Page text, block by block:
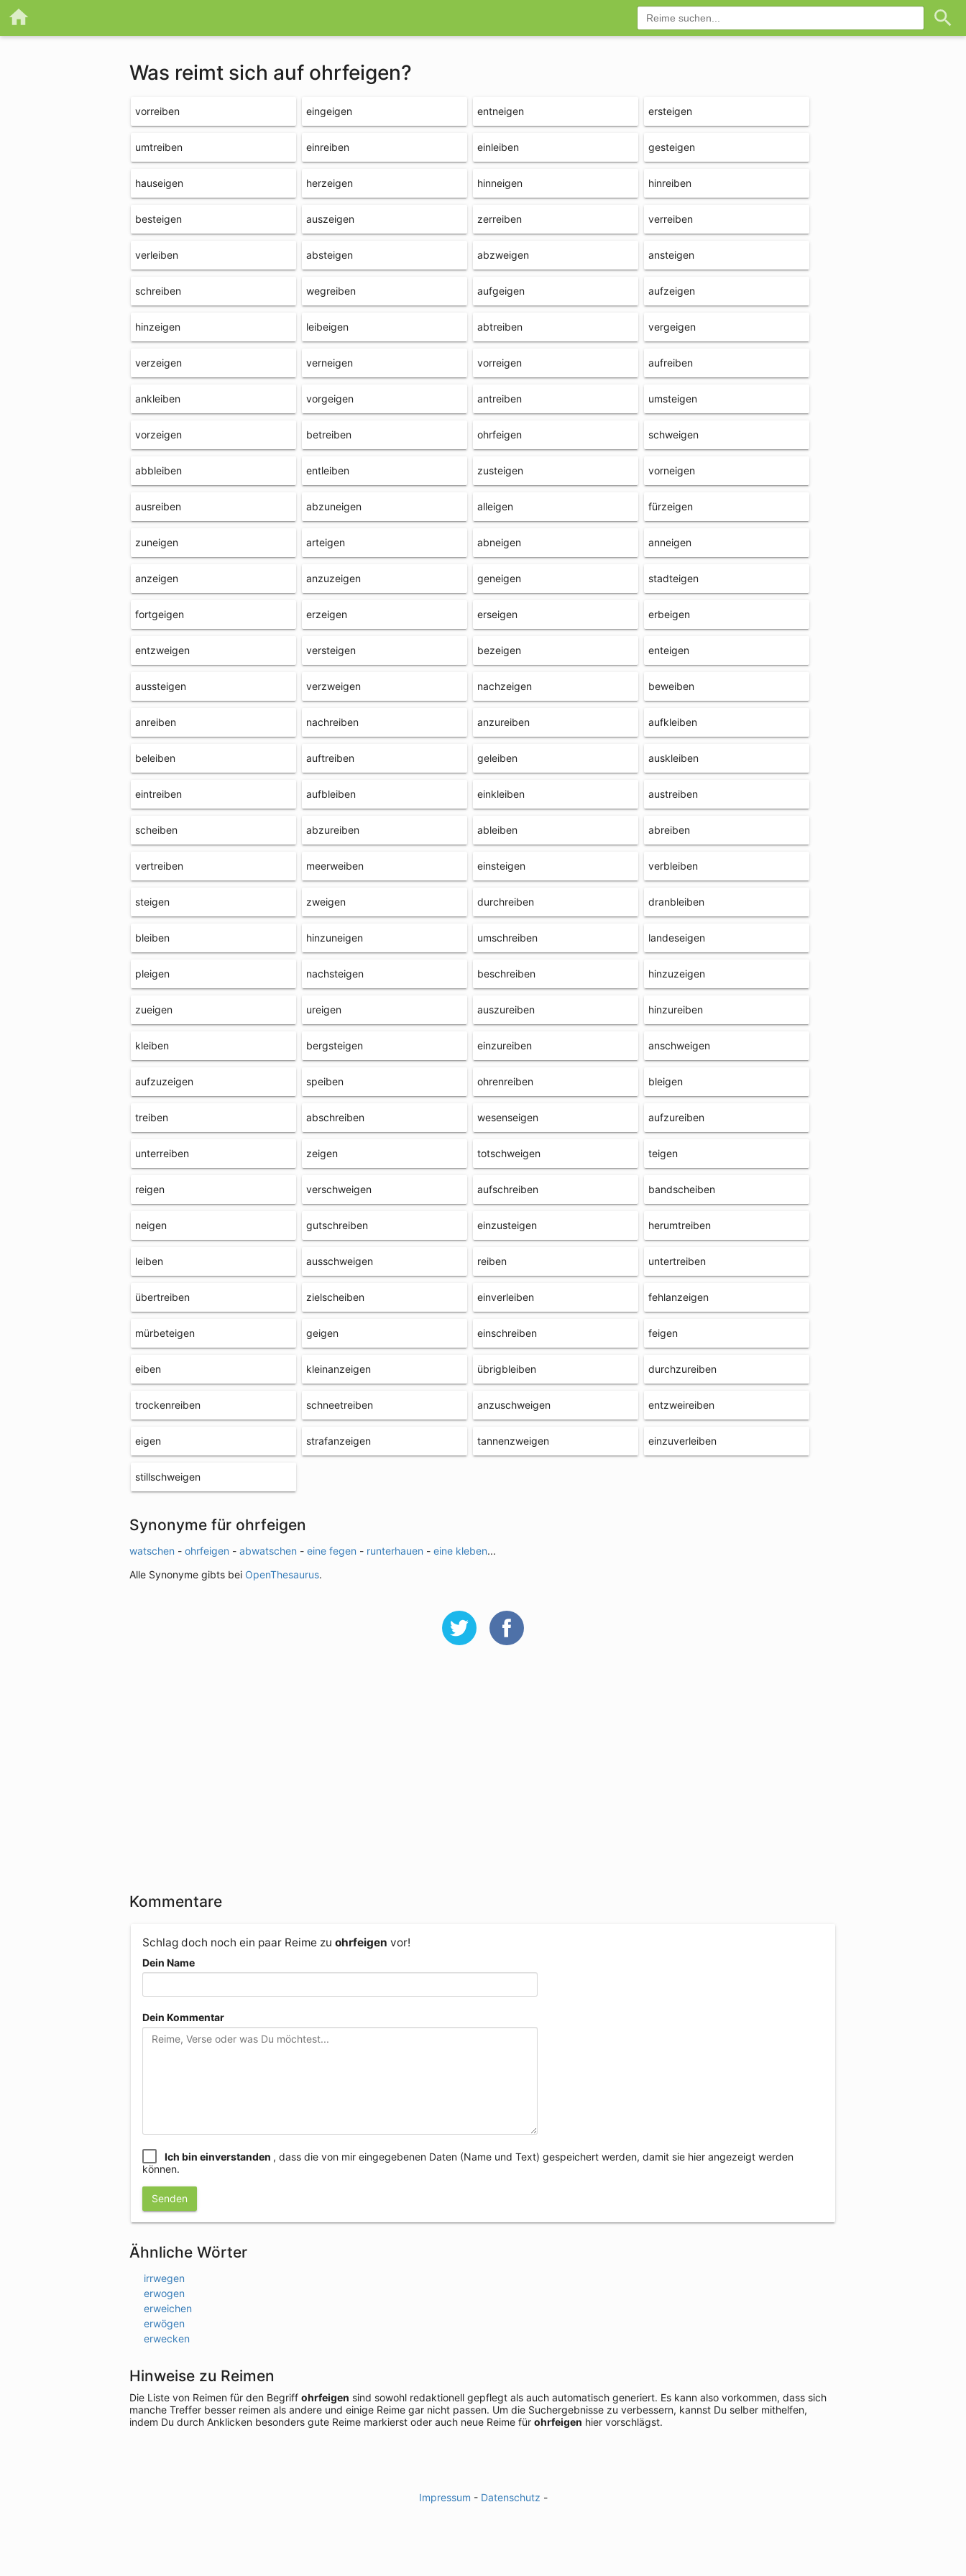
Was reimt sich auf ohrfeigen?
vorreiben eingeigen entneigen ersteigen
umtreiben einreiben einleiben gesteigen
hauseigen herzeigen hinneigen hinreiben
besteigen auszeigen zerreiben verreiben
verleiben absteigen abzweigen ansteigen
schreiben wegreiben aufgeigen aufzeigen
hinzeigen leibeigen abtreiben vergeigen
verzeigen verneigen vorreigen aufreiben
ankleiben vorgeigen antreiben umsteigen
vorzeigen betreiben ohrfeigen schweigen
abbleiben entleiben zusteigen vorneigen
ausreiben abzuneigen alleigen fürzeigen
zuneigen arteigen abneigen anneigen
anzeigen anzuzeigen geneigen stadteigen
fortgeigen erzeigen erseigen erbeigen
entzweigen versteigen bezeigen enteigen
aussteigen verzweigen nachzeigen beweiben
anreiben nachreiben anzureiben aufkleiben
beleiben auftreiben geleiben auskleiben
eintreiben aufbleiben einkleiben austreiben
scheiben abzureiben ableiben abreiben
vertreiben meerweiben einsteigen verbleiben
steigen zweigen durchreiben dranbleiben
bleiben hinzuneigen umschreiben landeseigen
pleigen nachsteigen beschreiben hinzuzeigen
zueigen ureigen auszureiben hinzureiben
kleiben bergsteigen einzureiben anschweigen
aufzuzeigen speiben ohrenreiben bleigen
treiben abschreiben wesenseigen aufzureiben
unterreiben zeigen totschweigen teigen
reigen verschweigen aufschreiben bandscheiben
neigen gutschreiben einzusteigen herumtreiben
leiben ausschweigen reiben untertreiben
übertreiben zielscheiben einverleiben fehlanzeigen
mürbeteigen geigen einschreiben feigen
eiben kleinanzeigen übrigbleiben durchzureiben
trockenreiben schneetreiben anzuschweigen entzweireiben
eigen strafanzeigen tannenzweigen einzuverleiben
stillschweigen
Synonyme für ohrfeigen
watschen - ohrfeigen - abwatschen - eine fegen - runterhauen - eine kleben...
Alle Synonyme gibts bei OpenThesaurus.
Kommentare
Schlag doch noch ein paar Reime zu ohrfeigen vor!
Dein Name
Dein Kommentar
Ich bin einverstanden , dass die von mir eingegebenen Daten (Name und Text) gespeichert werden, damit sie hier angezeigt werden
können.
Senden
Ähnliche Wörter
irrwegen
erwogen
erweichen
erwögen
erwecken
Hinweise zu Reimen
Die Liste von Reimen für den Begriff ohrfeigen sind sowohl redaktionell gepflegt als auch automatisch generiert. Es kann also vorkommen, dass sich
manche Treffer besser reimen als andere und einige Reime gar nicht passen. Um die Suchergebnisse zu verbessern, kannst Du selber mithelfen,
indem Du durch Anklicken besonders gute Reime markierst oder auch neue Reime für ohrfeigen hier vorschlägst.
Impressum - Datenschutz -